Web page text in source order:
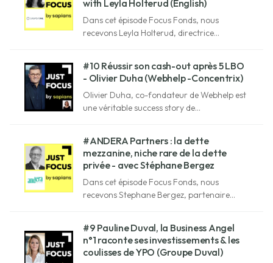
with Leyla Holterud (English)
Dans cet épisode Focus Fonds, nous
recevons Leyla Holterud, directrice
#10 Réussir son cash-out après 5 LBO
- Olivier Duha (Webhelp -Concentrix)
Olivier Duha, co-fondateur de Webhelp est
une véritable success story de
une simple idée en une licorne
internationale désormais connue sous le
nom de Concentrix.
#ANDERA Partners : la dette
mezzanine, niche rare de la dette
privée - avec Stéphane Bergez
Dans cet épisode Focus Fonds, nous
recevons Stephane Bergez, partenaire
#9 Pauline Duval, la Business Angel
n°1 raconte ses investissements & les
coulisses de YPO (Groupe Duval)